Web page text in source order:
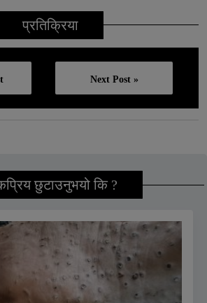
प्रतिक्रिया
Next Post »
छुटाउनुभयो कि ?